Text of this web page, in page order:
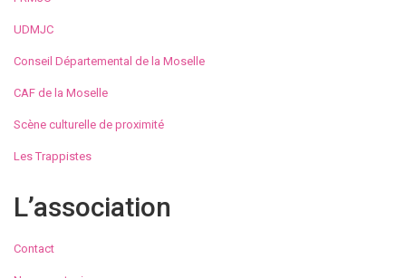
UDMJC
Conseil Départemental de la Moselle
CAF de la Moselle
Scène culturelle de proximité
Les Trappistes
L’association
Contact